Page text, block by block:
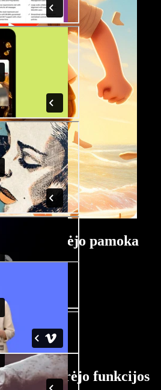
kūrėjo pamoka
vaizdo kūrėjo funkcijos